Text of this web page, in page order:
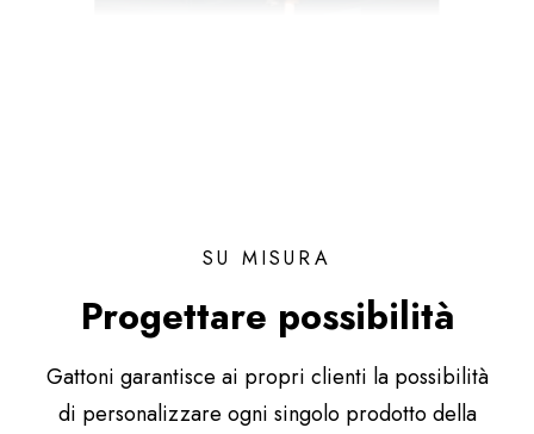
SU MISURA
Progettare possibilità
Gattoni garantisce ai propri clienti la possibilità
di personalizzare ogni singolo prodotto della